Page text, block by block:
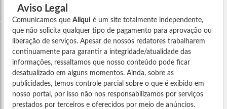
Aviso Legal
Comunicamos que Allqui é um site totalmente independente,
que não solicita qualquer tipo de pagamento para aprovação ou
liberação de serviços. Apesar de nossos redatores trabalharem
continuamente para garantir a integridade/atualidade das
informações, ressaltamos que nosso conteúdo pode ficar
desatualizado em alguns momentos. Ainda, sobre as
publicidades, temos controle parcial sobre o que é exibido em
nosso portal, por isso não nos responsabilizamos por serviços
prestados por terceiros e oferecidos por meio de anúncios.